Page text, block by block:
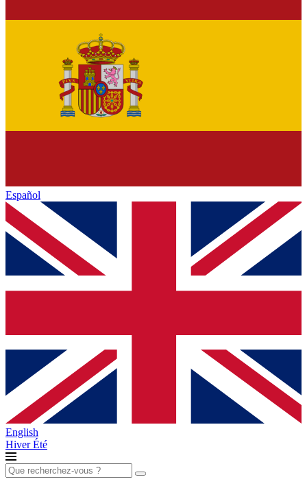
Español
English
HiverÉté
Rechercher :